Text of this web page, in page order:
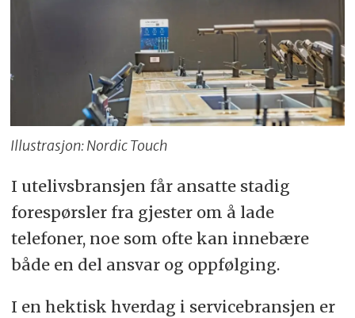
Illustrasjon: Nordic Touch
I utelivsbransjen får ansatte stadig
forespørsler fra gjester om å lade
telefoner, noe som ofte kan innebære
både en del ansvar og oppfølging.
I en hektisk hverdag i servicebransjen er